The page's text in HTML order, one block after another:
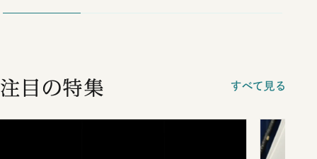
注目の特集 すべて見る